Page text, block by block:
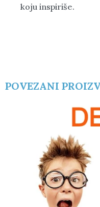
koju inspiriše.
POVEZANI